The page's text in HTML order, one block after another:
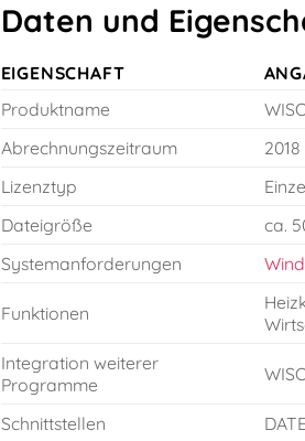
Daten und
EIGENSCHAFT
Produktname
Abrechnungszeitraum
2018
Lizenztyp
Dateigröße
ca.
Systemanforderungen
Funktionen
Integration weiterer
Programme
Schnittstellen